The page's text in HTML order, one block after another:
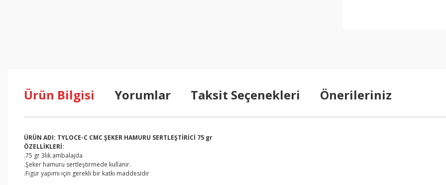
Ürün Bilgisi Yorumlar Taksit Seçenekleri Önerileriniz
ÜRÜN ADI: TYLOCE-C CMC ŞEKER HAMURU SERTLEŞTİRİCİ 75 gr
ÖZELLİKLERİ:
.75 gr 3lık ambalajda
.Şeker hamuru sertleştirmede kullanır.
.Figür yapımı için gerekli bir katkı maddesidir